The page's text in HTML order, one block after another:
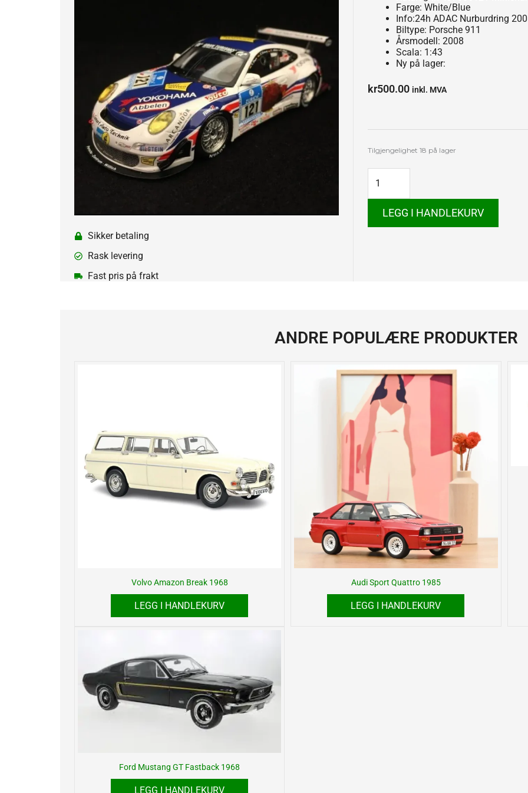
Sikker betaling
Rask levering
Fast pris på frakt
Farge: White/Blue
Info:24h ADAC Nurburdring
Biltype: Porsche 911
Årsmodell: 2008
Scala: 1:43
Ny på lager:
kr500.00 inkl. MVA
Tilgjengelighet 18 på lager
Porsche
antall
LEGG I HANDLEKURV
ANDRE POPULÆRE PRODUKTER
Volvo Amazon Break 1968
LEGG I HANDLEKURV
Audi Sport Quattro 1985
LEGG I HANDLEKURV
Ford Mustang GT Fastback 1968
LEGG I HANDLEKURV